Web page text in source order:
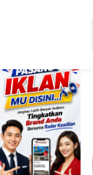
i
k
k
n
t
e
n